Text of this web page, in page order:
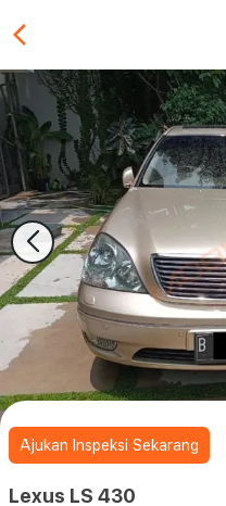
Ajukan Inspeksi Sekarang
Lexus LS 430